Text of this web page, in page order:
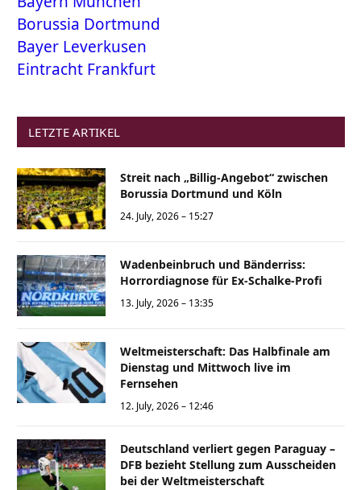
Borussia Dortmund
Bayer Leverkusen
Eintracht Frankfurt
LETZTE ARTIKEL
Streit nach „Billig-Angebot“ zwischen
Borussia Dortmund und Köln
24. July, 2026 – 15:27
Wadenbeinbruch und Bänderriss:
Horrordiagnose für Ex-Schalke-Profi
13. July, 2026 – 13:35
Weltmeisterschaft: Das Halbfinale am
Dienstag und Mittwoch live im
Fernsehen
12. July, 2026 – 12:46
Deutschland verliert gegen Paraguay –
DFB bezieht Stellung zum Ausscheiden
bei der Weltmeisterschaft